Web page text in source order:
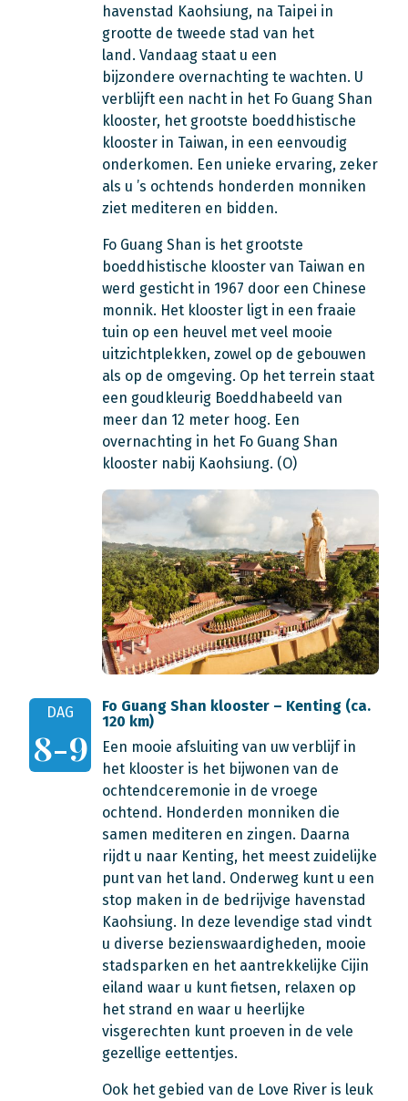
havenstad Kaohsiung, na Taipei in
grootte de tweede stad van het
land. Vandaag staat u een
bijzondere overnachting te wachten. U
verblijft een nacht in het Fo Guang Shan
klooster, het grootste boeddhistische
klooster in Taiwan, in een eenvoudig
onderkomen. Een unieke ervaring, zeker
als u ’s ochtends honderden monniken
ziet mediteren en bidden.
Fo Guang Shan is het grootste
boeddhistische klooster van Taiwan en
werd gesticht in 1967 door een Chinese
monnik. Het klooster ligt in een fraaie
tuin op een heuvel met veel mooie
uitzichtplekken, zowel op de gebouwen
als op de omgeving. Op het terrein staat
een goudkleurig Boeddhabeeld van
meer dan 12 meter hoog. Een
overnachting in het Fo Guang Shan
klooster nabij Kaohsiung. (O)
DAG
8-9
Fo Guang Shan klooster – Kenting (ca.
120 km)
Een mooie afsluiting van uw verblijf in
het klooster is het bijwonen van de
ochtendceremonie in de vroege
ochtend. Honderden monniken die
samen mediteren en zingen. Daarna
rijdt u naar Kenting, het meest zuidelijke
punt van het land. Onderweg kunt u een
stop maken in de bedrijvige havenstad
Kaohsiung. In deze levendige stad vindt
u diverse bezienswaardigheden, mooie
stadsparken en het aantrekkelijke Cijin
eiland waar u kunt fietsen, relaxen op
het strand en waar u heerlijke
visgerechten kunt proeven in de vele
gezellige eettentjes.
Ook het gebied van de Love River is leuk